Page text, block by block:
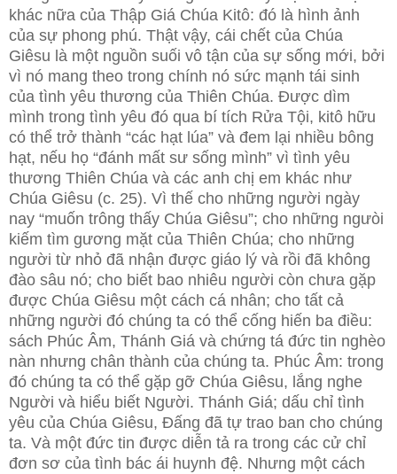
khác nữa của Thập Giá Chúa Kitô: đó là hình ảnh
của sự phong phú. Thật vậy, cái chết của Chúa
Giêsu là một nguồn suối vô tận của sự sống mới, bởi
vì nó mang theo trong chính nó sức mạnh tái sinh
của tình yêu thương của Thiên Chúa. Được dìm
mình trong tình yêu đó qua bí tích Rửa Tội, kitô hữu
có thể trở thành “các hạt lúa” và đem lại nhiều bông
hạt, nếu họ “đánh mất sư sống mình” vì tình yêu
thương Thiên Chúa và các anh chị em khác như
Chúa Giêsu (c. 25). Vì thế cho những người ngày
nay “muốn trông thấy Chúa Giêsu”; cho những ngưòi
kiếm tìm gương mặt của Thiên Chúa; cho những
người từ nhỏ đã nhận được giáo lý và rồi đã không
đào sâu nó; cho biết bao nhiêu người còn chưa gặp
được Chúa Giêsu một cách cá nhân; cho tất cả
những người đó chúng ta có thể cống hiến ba điều:
sách Phúc Âm, Thánh Giá và chứng tá đức tin nghèo
nàn nhưng chân thành của chúng ta. Phúc Âm: trong
đó chúng ta có thể gặp gỡ Chúa Giêsu, lắng nghe
Người và hiểu biết Người. Thánh Giá; dấu chỉ tình
yêu của Chúa Giêsu, Đấng đã tự trao ban cho chúng
ta. Và một đức tin được diễn tả ra trong các cử chỉ
đơn sơ của tình bác ái huynh đệ. Nhưng một cách